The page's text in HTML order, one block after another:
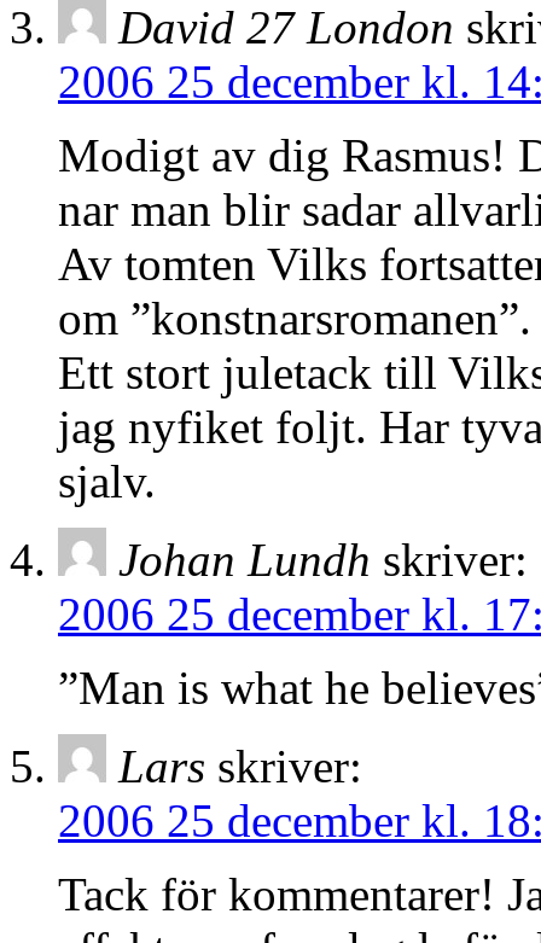
David 27 London
2006 25 december kl.
Modigt av dig Rasmus!
nar man blir sadar
Av tomten Vilks
om
Ett stort juletack till
jag nyfiket foljt. Har
sjalv.
Johan Lundh skriver:
2006 25 december kl.
”Man is what he
Lars skriver:
2006 25 december kl.
Tack för kommentarer!